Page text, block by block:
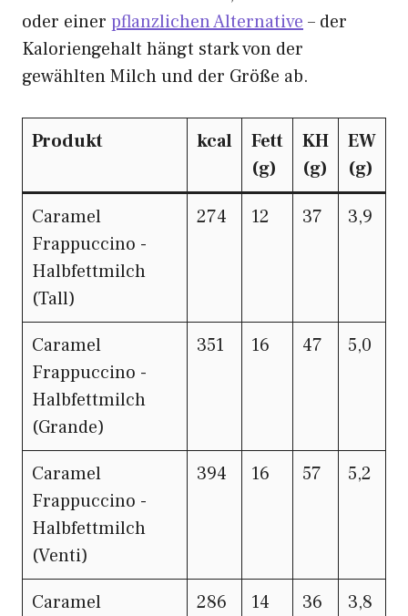
oder einer pflanzlichen Alternative – der
Kaloriengehalt hängt stark von der
gewählten Milch und der Größe ab.
Produkt kcal
Fett
(g)
KH
(g)
EW
(g)
Caramel
Frappuccino -
Halbfettmilch
(Tall)
274 12 37 3,9
Caramel
Frappuccino -
Halbfettmilch
(Grande)
351 16 47 5,0
Caramel
Frappuccino -
Halbfettmilch
(Venti)
394 16 57 5,2
Caramel
286 14 36 3,8